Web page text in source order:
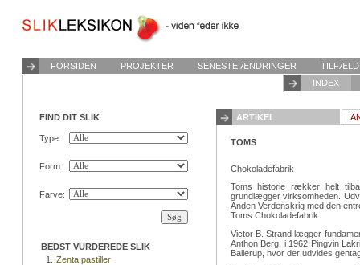
FORSIDEN PROJEKTER SENESTE ÆNDRINGER
INDEX
FIND DIT SLIK
Type:
Form:
Farve:
BEDST VURDEREDE SLIK
1.
Zenta pastiller
ARTIKEL
TOMS
Chokoladefabrik
Toms historie rækker helt
grundlægger virksomheden.
Anden Verdenskrig med den
Toms Chokoladefabrik.
Victor B. Strand lægger
Anthon Berg, i 1962 Pingvin
Ballerup, hvor der udvides